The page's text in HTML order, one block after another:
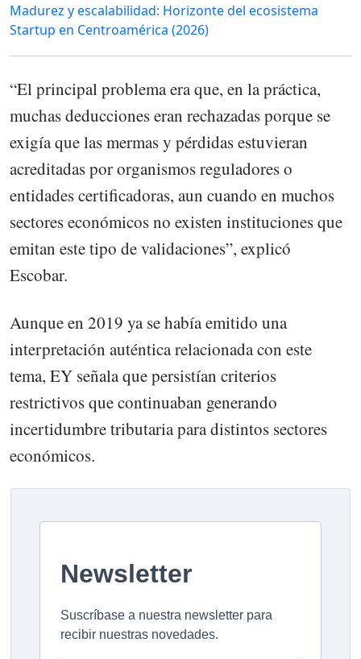
Madurez y escalabilidad: Horizonte del ecosistema
Startup en Centroamérica (2026)
“El principal problema era que, en la práctica,
muchas deducciones eran rechazadas porque se
exigía que las mermas y pérdidas estuvieran
acreditadas por organismos reguladores o
entidades certificadoras, aun cuando en muchos
sectores económicos no existen instituciones que
emitan este tipo de validaciones”, explicó
Escobar.
Aunque en 2019 ya se había emitido una
interpretación auténtica relacionada con este
tema, EY señala que persistían criterios
restrictivos que continuaban generando
incertidumbre tributaria para distintos sectores
económicos.